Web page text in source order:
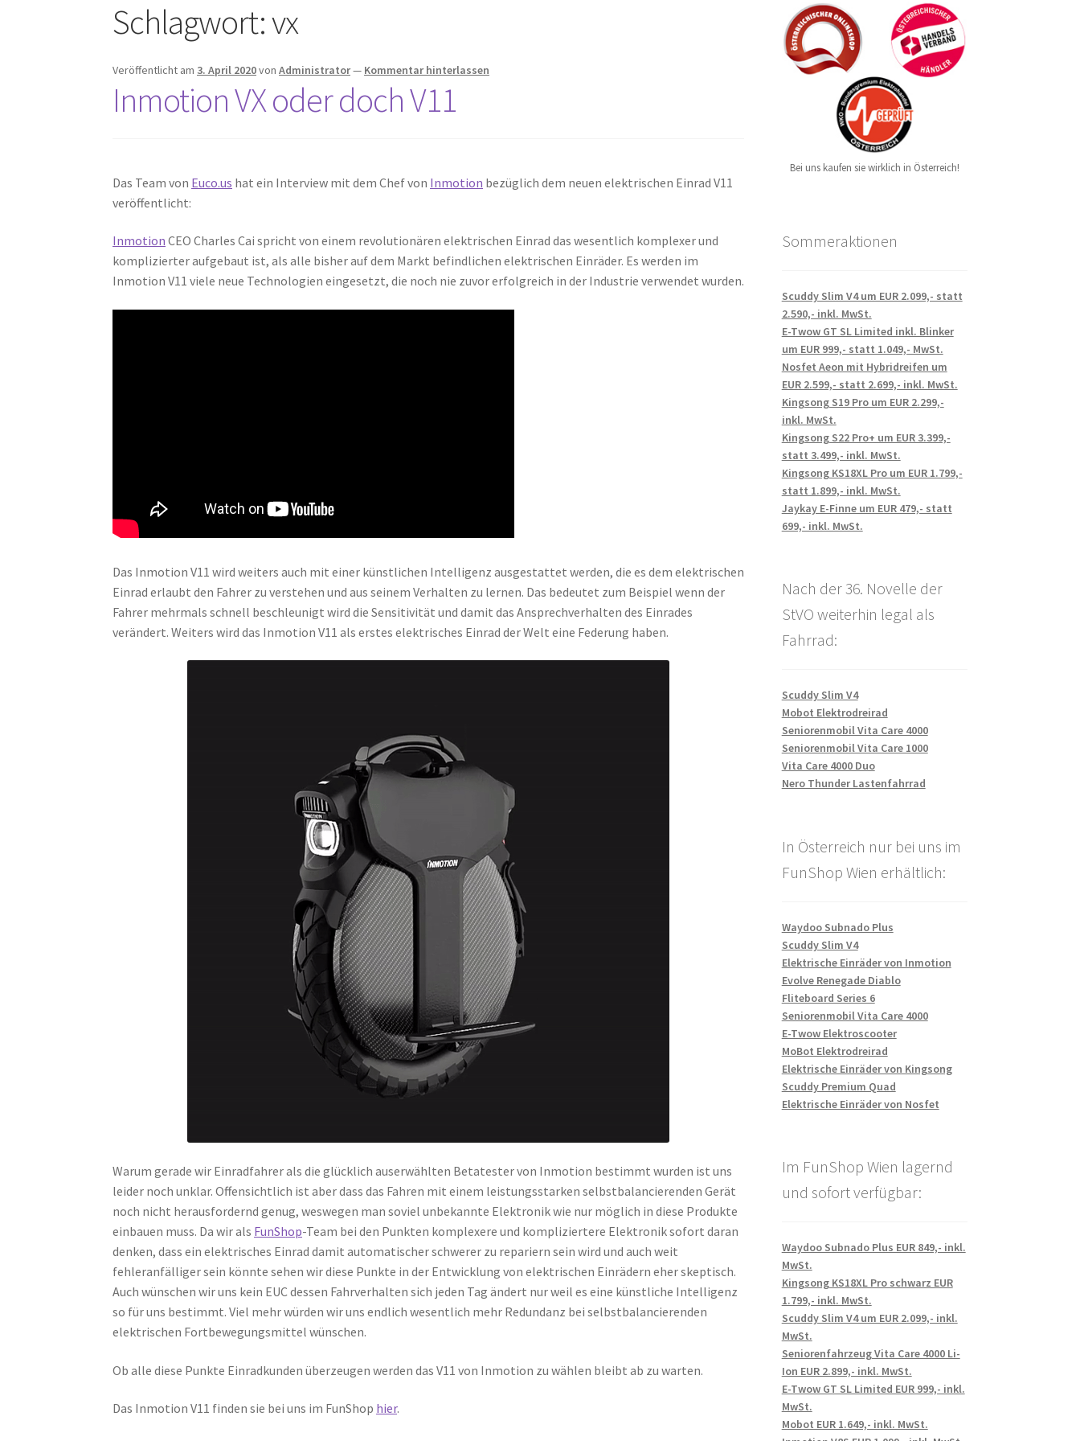
Schlagwort:vx
Veröffentlicht am 3. April 2020vonAdministrator— Kommentar hinterlassen
Inmotion VX oder doch V11
Das Team von Euco.us hat ein Interview mit dem Chef von Inmotion bezüglich dem neuen elektrischen Einrad V11
veröffentlicht:
Inmotion CEO Charles Cai spricht von einem revolutionären elektrischen Einrad das wesentlich komplexer und
komplizierter aufgebaut ist, als alle bisher auf dem Markt befindlichen elektrischen Einräder. Es werden im
Inmotion V11 viele neue Technologien eingesetzt, die noch nie zuvor erfolgreich in der Industrie verwendet wurden.
Das Inmotion V11 wird weiters auch mit einer künstlichen Intelligenz ausgestattet werden, die es dem elektrischen
Einrad erlaubt den Fahrer zu verstehen und aus seinem Verhalten zu lernen. Das bedeutet zum Beispiel wenn der
Fahrer mehrmals schnell beschleunigt wird die Sensitivität und damit das Ansprechverhalten des Einrades
verändert. Weiters wird das Inmotion V11 als erstes elektrisches Einrad der Welt eine Federung haben.
Warum gerade wir Einradfahrer als die glücklich auserwählten Betatester von Inmotion bestimmt wurden ist uns
leider noch unklar. Offensichtlich ist aber dass das Fahren mit einem leistungsstarken selbstbalancierenden Gerät
noch nicht herausfordernd genug, weswegen man soviel unbekannte Elektronik wie nur möglich in diese Produkte
einbauen muss. Da wir als FunShop-Team bei den Punkten komplexere und kompliziertere Elektronik sofort daran
denken, dass ein elektrisches Einrad damit automatischer schwerer zu repariern sein wird und auch weit
fehleranfälliger sein könnte sehen wir diese Punkte in der Entwicklung von elektrischen Einrädern eher skeptisch.
Auch wünschen wir uns kein EUC dessen Fahrverhalten sich jeden Tag ändert nur weil es eine künstliche Intelligenz
so für uns bestimmt. Viel mehr würden wir uns endlich wesentlich mehr Redundanz bei selbstbalancierenden
elektrischen Fortbewegungsmittel wünschen.
Ob alle diese Punkte Einradkunden überzeugen werden das V11 von Inmotion zu wählen bleibt ab zu warten.
Das Inmotion V11 finden sie bei uns im FunShop hier.
Bei uns kaufen sie wirklich in Österreich!
Sommeraktionen
Scuddy Slim V4 um EUR 2.099,- statt
2.590,- inkl. MwSt.
E-Twow GT SL Limited inkl. Blinker
um EUR 999,- statt 1.049,- MwSt.
Nosfet Aeon mit Hybridreifen um
EUR 2.599,- statt 2.699,- inkl. MwSt.
Kingsong S19 Pro um EUR 2.299,-
inkl. MwSt.
Kingsong S22 Pro+ um EUR 3.399,-
statt 3.499,- inkl. MwSt.
Kingsong KS18XL Pro um EUR 1.799,-
statt 1.899,- inkl. MwSt.
Jaykay E-Finne um EUR 479,- statt
699,- inkl. MwSt.
Nach der 36. Novelle der
StVO weiterhin legal als
Fahrrad:
Scuddy Slim V4
Mobot Elektrodreirad
Seniorenmobil Vita Care 4000
Seniorenmobil Vita Care 1000
Vita Care 4000 Duo
Nero Thunder Lastenfahrrad
In Österreich nur bei uns im
FunShop Wien erhältlich:
Waydoo Subnado Plus
Scuddy Slim V4
Elektrische Einräder von Inmotion
Evolve Renegade Diablo
Fliteboard Series 6
Seniorenmobil Vita Care 4000
E-Twow Elektroscooter
MoBot Elektrodreirad
Elektrische Einräder von Kingsong
Scuddy Premium Quad
Elektrische Einräder von Nosfet
Im FunShop Wien lagernd
und sofort verfügbar:
Waydoo Subnado Plus EUR 849,- inkl.
MwSt.
Kingsong KS18XL Pro schwarz EUR
1.799,- inkl. MwSt.
Scuddy Slim V4 um EUR 2.099,- inkl.
MwSt.
Seniorenfahrzeug Vita Care 4000 Li-
Ion EUR 2.899,- inkl. MwSt.
E-Twow GT SL Limited EUR 999,- inkl.
MwSt.
Mobot EUR 1.649,- inkl. MwSt.